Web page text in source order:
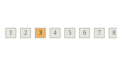
1 2 3 4 5 6 7 8